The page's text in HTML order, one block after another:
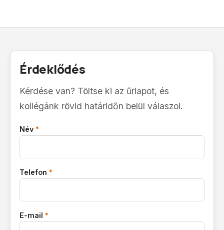
Érdeklődés
Kérdése van? Töltse ki az űrlapot, és
kollégánk rövid határidőn belül válaszol.
Név *
Telefon *
E-mail *